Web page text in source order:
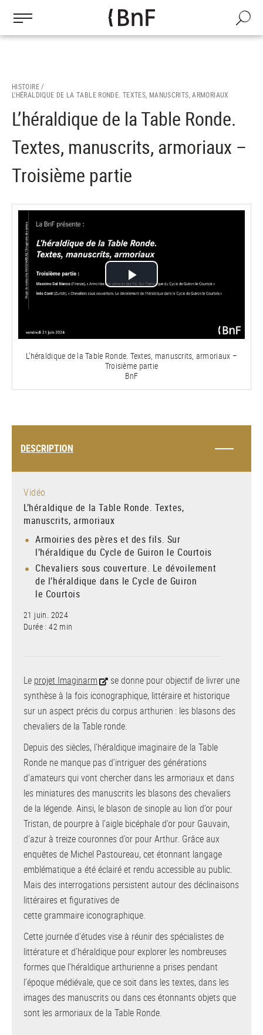
contenu
Recherche
HISTOIRE /
L’HÉRALDIQUE DE LA TABLE RONDE. TEXTES, MANUSCRITS, ARMORIAUX
L’héraldique de la Table Ronde.
Textes, manuscrits, armoriaux –
Troisième partie
Lire
vidéo
L’héraldique de la Table Ronde. Textes, manuscrits, armoriaux –
Troisième partie
BnF
DESCRIPTION
Vidéo
L’héraldique de la Table Ronde. Textes,
manuscrits, armoriaux
Armoiries des pères et des fils. Sur
l’héraldique du Cycle de Guiron le Courtois
Chevaliers sous couverture. Le dévoilement
de l’héraldique dans le Cycle de Guiron
le Courtois
21 juin. 2024
Durée : 42 min
Le projet Imaginarm
se donne pour objectif de livrer une
synthèse à la fois iconographique, littéraire et historique
sur un aspect précis du corpus arthurien : les blasons des
chevaliers de la Table ronde.
Depuis des siècles, l’héraldique imaginaire de la Table
Ronde ne manque pas d’intriguer des générations
d’amateurs qui vont chercher dans les armoriaux et dans
les miniatures des manuscrits les blasons des chevaliers
de la légende. Ainsi, le blason de sinople au lion d’or pour
Tristan, de pourpre à l’aigle bicéphale d’or pour Gauvain,
d’azur à treize couronnes d’or pour Arthur. Grâce aux
enquêtes de Michel Pastoureau, cet étonnant langage
emblématique a été éclairé et rendu accessible au public.
Mais des interrogations persistent autour des déclinaisons
littéraires et figuratives de
cette grammaire iconographique.
Cette journée d’études vise à réunir des spécialistes de
littérature et d’héraldique pour explorer les nombreuses
formes que l’héraldique arthurienne a prises pendant
l’époque médiévale, que ce soit dans les textes, dans les
images des manuscrits ou dans ces étonnants objets que
sont les armoriaux de la Table Ronde.